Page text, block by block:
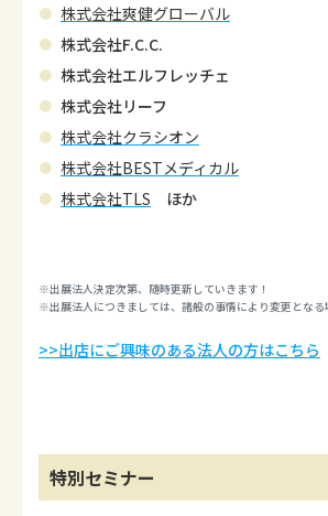
株式会社爽健グローバル
株式会社F.C.C.
株式会社エルフレッチェ
株式会社リーフ
株式会社クラシオン
株式会社BESTメディカル
株式会社TLS ほか
※出展法人決定次第、随時更新していきます！
※出展法人につきましては、諸般の事情により変更となる
>>出店にご興味のある法人の方はこちら
特別セミナー